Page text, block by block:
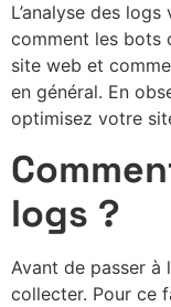
L’analyse des
comment les bots
site web et
en général. En
optimisez votre
logs ?
Avant de passer à
collecter. Pour ce